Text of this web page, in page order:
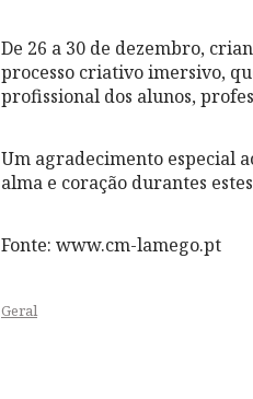
De 26 a 30 de dezembro,
processo criativo imersivo,
profissional dos alunos,
Um agradecimento especial
alma e coração durantes
Fonte: www.cm-lamego.pt
Geral